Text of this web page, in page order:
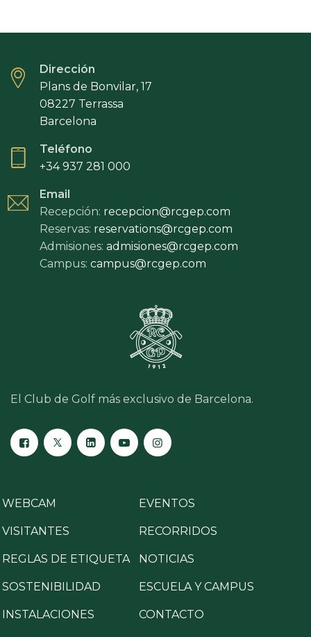
Dirección
Plans de Bonvilar, 17
08227 Terrassa
Barcelona
Teléfono
+34 937 281 000
Email
Recepción: recepcion@rcgep.com
Reservas: reservations@rcgep.com
Admisiones: admisiones@rcgep.com
Campus: campus@rcgep.com
El Club de Golf más exclusivo de Barcelona.
WEBCAM EVENTOS
VISITANTES RECORRIDOS
REGLAS DE ETIQUETA NOTICIAS
SOSTENIBILIDAD ESCUELA Y CAMPUS
INSTALACIONES CONTACTO